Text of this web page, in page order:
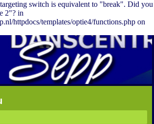
switch is equivalent to "break". Did you
2"? in
httpdocs/templates/optie4/functions.php on